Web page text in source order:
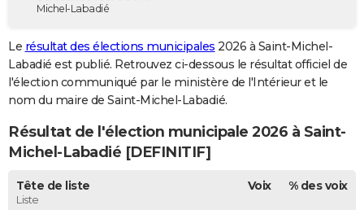
Destinations
City break
Voyage nature
Voyage de noces
Forum
GUIDES D'ACHAT
BONS PLANS
Carte de Noël
Carte Bonne année
Carte Saint-Valentin
Carte Pâques
Carte d'anniversaire
DICTIONNAIRE
Dictionnaire
Biographies
Citations
Expressions
Proverbes
PROGRAMME TV
Michel-Labadié
Le résultat des élections municipales 2026 à Saint-Michel-
Labadié est publié. Retrouvez ci-dessous le résultat officiel de
l'élection communiqué par le ministère de l'Intérieur et le
nom du maire de Saint-Michel-Labadié.
Résultat de l'élection municipale 2026 à Saint-
Michel-Labadié [DEFINITIF]
Tête de liste
Liste
Voix % des voix